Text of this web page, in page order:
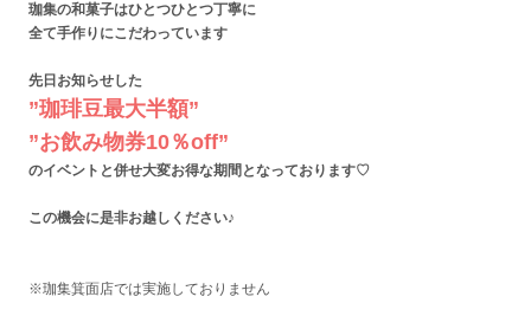
珈集の和菓子はひとつひとつ丁寧に
全て手作りにこだわっています
先日お知らせした
”珈琲豆最大半額”
”お飲み物券10％off”
のイベントと併せ大変お得な期間となっております♡
この機会に是非お越しください♪
※珈集箕面店では実施しておりません